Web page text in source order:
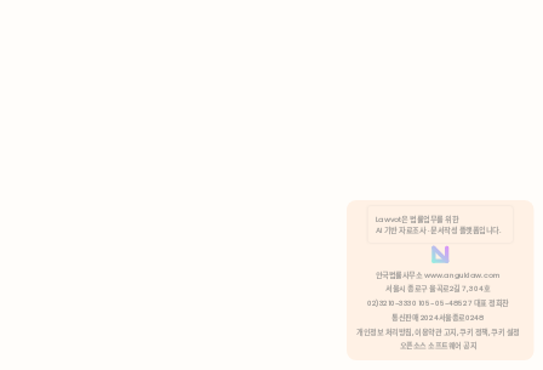
분석 쿠키 허용
Lawvot은 법률업무를 위한
AI 기반 자료조사 · 문서작성 플랫폼입니다.
안국법률사무소 www.anguklaw.com
서울시 종로구 율곡로2길 7, 304호
02)3210-3330 105-05-48527 대표 정희찬
통신판매 2024서울종로0248
개인정보 처리방침, 이용약관 고지, 쿠키 정책, 쿠키 설정
오픈소스 소프트웨어 공지